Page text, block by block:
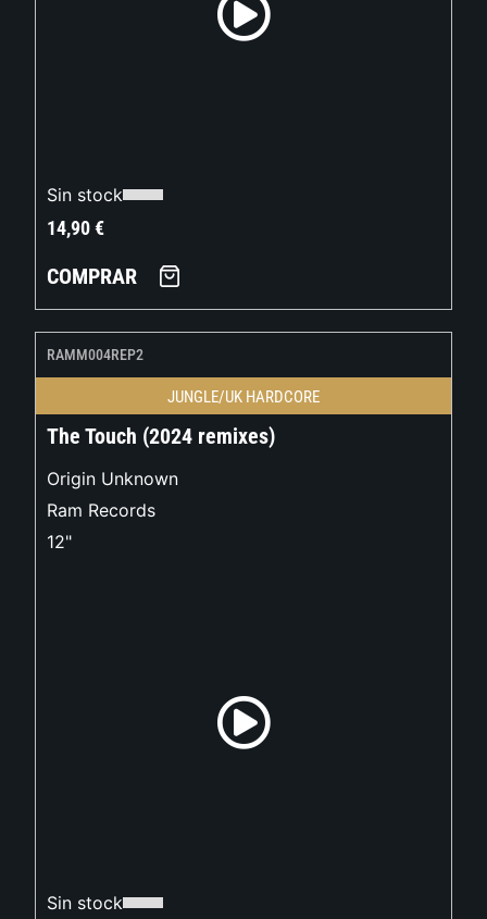
Sin stock
14,90€
COMPRAR
RAMM004REP2
JUNGLE/UK HARDCORE
The Touch (2024 remixes)
Origin Unknown
Ram Records
12"
Sin stock